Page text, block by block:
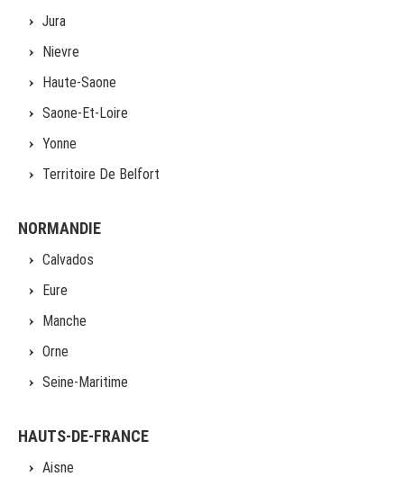
Jura
Nievre
Haute-Saone
Saone-Et-Loire
Yonne
Territoire De Belfort
NORMANDIE
Calvados
Eure
Manche
Orne
Seine-Maritime
HAUTS-DE-FRANCE
Aisne